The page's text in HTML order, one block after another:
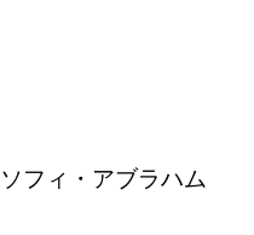
ィ・アブラハム